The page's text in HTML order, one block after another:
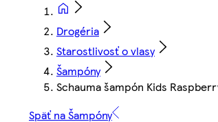
Drogéria
Starostlivosť o vlasy
Šampóny
Schauma šampón Kids
Späť na Šampóny